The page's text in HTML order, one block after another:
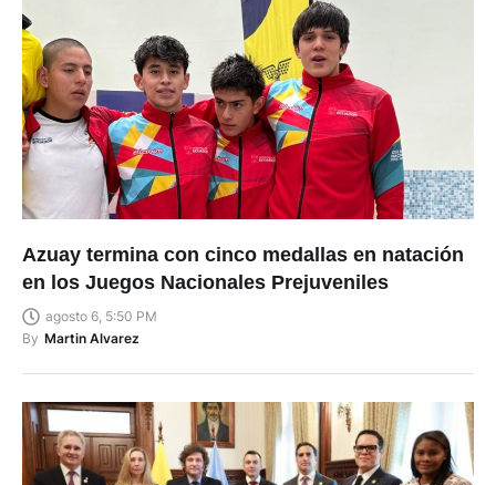
Azuay termina con cinco medallas en natación
en los Juegos Nacionales Prejuveniles
agosto 6, 5:50 PM
By Martin Alvarez